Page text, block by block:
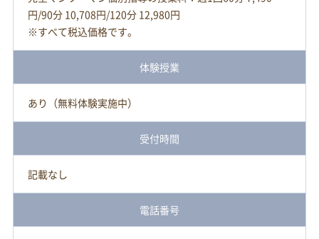
円/90分 10,708円/120分 12,980円
※すべて税込価格です。
体験授業
あり（無料体験実施中）
受付時間
記載なし
電話番号